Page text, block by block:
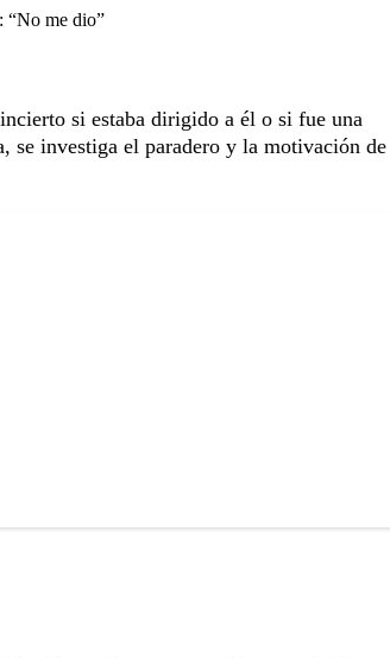
“No me dio”
si estaba dirigido a él o si fue una
se investiga el paradero y la motivación de